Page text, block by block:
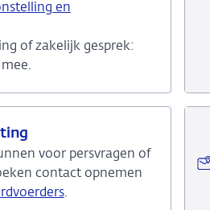
en
of zakelijk gesprek:
voor persvragen of
contact opnemen
.